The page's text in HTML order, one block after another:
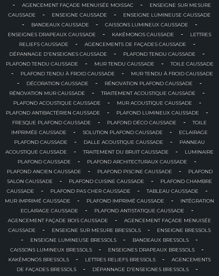
- AGENCEMENT FAÇADE MENUISÉE MOISSAC -
ENSEIGNE SUR MESURE
CAUSSADE
- ENSEIGNE CAUSSADE - ENSEIGNE LUMINEUSE CAUSSADE
- BANDEAUX CAUSSADE - CAISSONS LUMINEUX CAUSSADE -
ENSEIGNES DRAPEAUX CAUSSADE - KAKÉMONOS CAUSSADE -
LETTRES
RELIEFS CAUSSADE
- AGENCEMENTS DE FAÇADES CAUSSADE -
DÉPANNAGE D'ENSEIGNES CAUSSADE - PLAFOND TENDU CAUSSADE -
PLAFOND TENDU CAUSSADE - MUR TENDU CAUSSADE - TOILE CAUSSADE
- PLAFOND TENDU À FROID CAUSSADE - MUR TENDU À FROID CAUSSADE
- DÉCORATION CAUSSADE - RÉNOVATION PLAFOND CAUSSADE -
RÉNOVATION MUR CAUSSADE - TRAITEMENT ACOUSTIQUE CAUSSADE -
PLAFOND ACOUSTIQUE CAUSSADE - MUR ACOUSTIQUE CAUSSADE -
PLAFOND ANTIBACTÉRIEN CAUSSADE - PLAFOND LUMINEUX CAUSSADE -
FRESQUE PLAFOND CAUSSADE - PLAFOND DÉCO CAUSSADE -
TOILE
IMPRIMÉE CAUSSADE
- SOLUTION PLAFOND CAUSSADE -
ECLAIRAGE
PLAFOND CAUSSADE
- DALLE ACOUSTIQUE CAUSSADE -
PANNEAU
ACOUSTIQUE CAUSSADE
- TRAITEMENT DU BRUIT CAUSSADE -
LUMINAIRE
PLAFOND CAUSSADE
- PLAFOND ARCHITECTURAUX CAUSSADE -
PLAFOND ANCIEN CAUSSADE - PLAFOND PISCINE CAUSSADE -
PLAFOND
SALON CAUSSADE
- PLAFOND CUISINE CAUSSADE -
PLAFOND CHAMBRE
CAUSSADE
- PLAFOND PAS CHER CAUSSADE - TABLEAU CAUSSADE -
MUR IMPRIMÉ CAUSSADE - PLAFOND IMPRIMÉ CAUSSADE -
INTÉGRATION
ECLAIRAGE CAUSSADE
- PLAFOND ANTISTATIQUE CAUSSADE -
AGENCEMENT FAÇADE BOIS CAUSSADE -
AGENCEMENT FAÇADE MENUISÉE
CAUSSADE
- ENSEIGNE SUR MESURE BRESSOLS - ENSEIGNE BRESSOLS
- ENSEIGNE LUMINEUSE BRESSOLS - BANDEAUX BRESSOLS -
CAISSONS LUMINEUX BRESSOLS - ENSEIGNES DRAPEAUX BRESSOLS -
KAKÉMONOS BRESSOLS - LETTRES RELIEFS BRESSOLS -
AGENCEMENTS
DE FAÇADES BRESSOLS
- DÉPANNAGE D'ENSEIGNES BRESSOLS
-